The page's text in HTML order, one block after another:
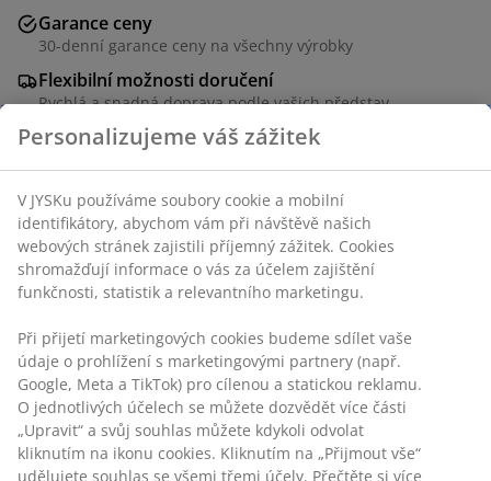
Garance ceny
30-denní garance ceny na všechny výrobky
Flexibilní možnosti doručení
Rychlá a snadná doprava podle vašich představ
Kvalitní a pevná 100% bavlna. 140x200 cm
Skladová položka: 7373770
Specifikace
Hodnocení
(5)
Personalizujeme váš zážitek
V JYSKu používáme soubory cookie a mobilní identifikátory,
abychom vám při návštěvě našich webových stránek
zajistili příjemný zážitek. Cookies shromažďují informace o
vás za účelem zajištění funkčnosti, statistik a relevantního
marketingu.
Při přijetí marketingových cookies budeme sdílet vaše
údaje o prohlížení s marketingovými partnery (např.
Google, Meta a TikTok) pro cílenou a statickou reklamu. O